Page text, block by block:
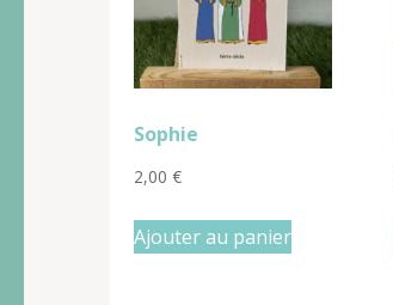
Sophie
2,00 €
Ajouter au panier